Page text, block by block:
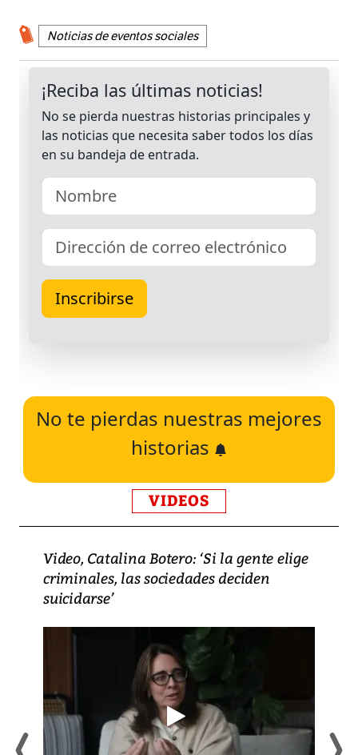
Noticias de eventos sociales
No te pierdas nuestras mejores
historias
VIDEOS
Video, Catalina Botero: ‘Si la gente elige
criminales, las sociedades deciden
suicidarse’